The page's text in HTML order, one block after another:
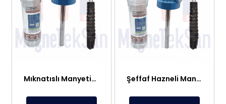
Mıknatıslı Manyetik Tutucu Filtre Mıknatıs – Petek ve Kombi Temizliği Şeffaf Hazneli Manyetik Çubuk Filtre – Ekonomik ve Yüksek Verimli Metal Tutucu